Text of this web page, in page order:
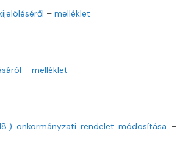
– melléklet
– melléklet
önkormányzati rendelet módosítása –